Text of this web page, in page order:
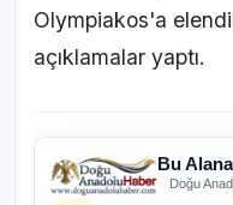
Olympiakos'a
açıklamalar yaptı.
Bu Alana
Doğu